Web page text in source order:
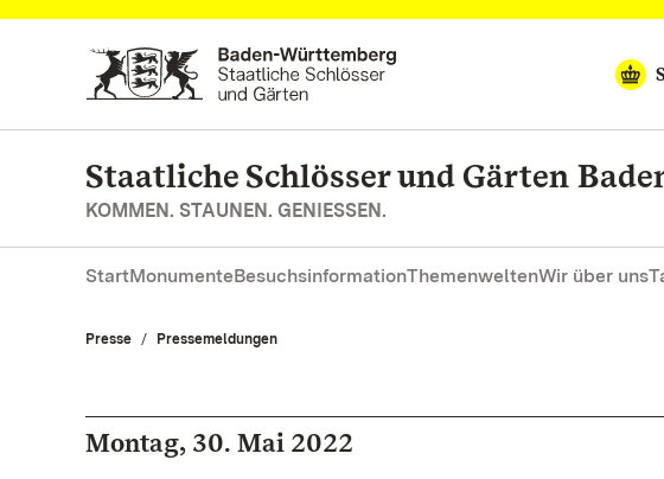
Zum Hauptinhalt springen
Staatliche Schlösser und Gärten
KOMMEN. STAUNEN. GENIESSEN.
StartMonumenteBesuchsinformationThemenweltenWir über uns
Presse Pressemeldungen
Montag, 30. Mai 2022